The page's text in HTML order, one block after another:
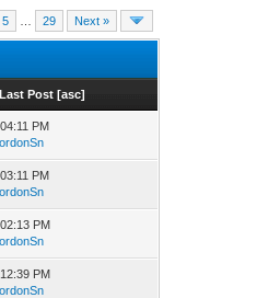
5 29 Next »
Last Post [asc]
PM
PM
PM
PM